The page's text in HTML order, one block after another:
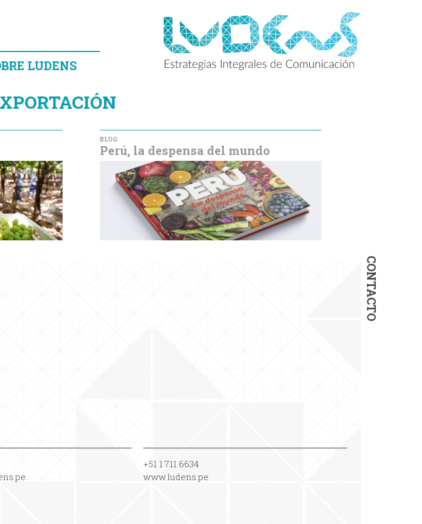
LUDENS
CONTACTO
BLOG
Perú, la despensa del mundo
+51 1 711 6634
www.ludens.pe